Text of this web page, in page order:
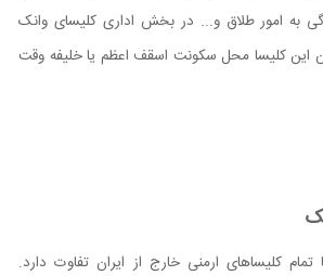
به امور طلاق و... در بخش اداری کلیسای وانک
کلیسا محل سکونت اسقف اعظم یا خلیفه وقت
کلیساهای ارمنی خارج از ایران تفاوت دارد.